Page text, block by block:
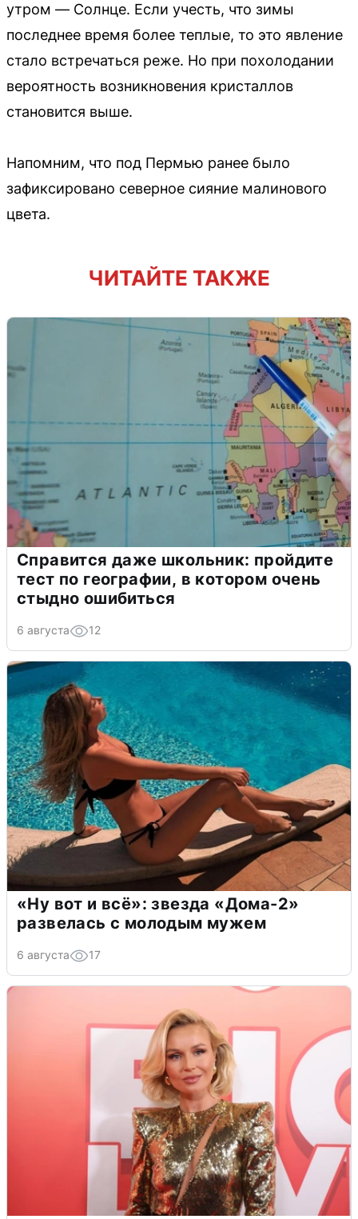
утром — Солнце. Если учесть, что зимы
последнее время более теплые, то это явление
стало встречаться реже. Но при похолодании
вероятность возникновения кристаллов
становится выше.
Напомним, что под Пермью ранее было
зафиксировано северное сияние малинового
цвета.
ЧИТАЙТЕ ТАКЖЕ
Справится даже школьник: пройдите
тест по географии, в котором очень
стыдно ошибиться
6 августа 12
«Ну вот и всё»: звезда «Дома-2»
развелась с молодым мужем
6 августа 17